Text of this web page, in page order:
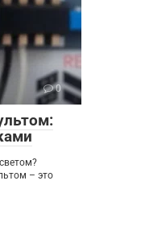
0
– это